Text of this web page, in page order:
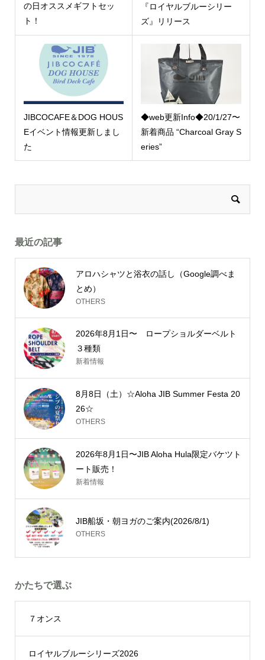
の日オススメギフトセッ
ト！
『ロイヤルブルーシリー
ズ』リリース
JIBCOCAFE＆DOG HOUS
Eイベント情報更新しまし
た
◆web更新Info◆20/1/27〜
新着商品 “Charcoal Gray S
eries”
最近の記事
アロハシャツと浴衣の話し（Google調べま
とめ）
OTHERS
2026年8月1日〜 ロープショルダーベルト
３種類
新着情報
8月8日（土）☆Aloha JIB Summer Festa 20
26☆
OTHERS
2026年8月1日〜JIB Aloha Hula限定バケツト
ート販売！
新着情報
JIB船坂・朝ヨガのご案内(2026/8/1)
OTHERS
かたちで選ぶ
７オンス
ロイヤルブルーシリーズ2026